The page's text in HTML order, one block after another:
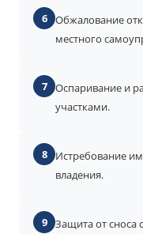
6 Обжалование
местного
7 Оспаривание и
участками.
8
Истребование
владения.
9 Защита от сноса